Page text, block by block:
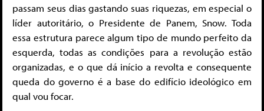
passam seus dias gastando suas riquezas, em especial o
líder autoritário, o Presidente de Panem, Snow. Toda
essa estrutura parece algum tipo de mundo perfeito da
esquerda, todas as condições para a revolução estão
organizadas, e o que dá início a revolta e consequente
queda do governo é a base do edifício ideológico em
qual vou focar.